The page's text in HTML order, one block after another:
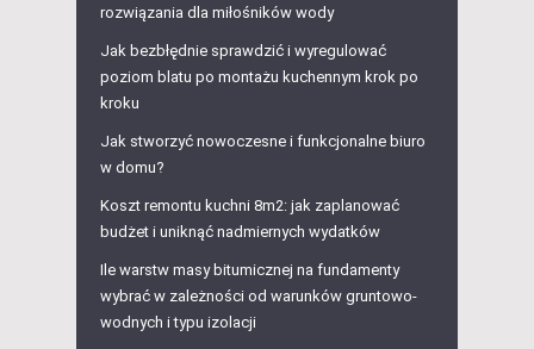
rozwiązania dla miłośników wody
Jak bezbłędnie sprawdzić i wyregulować
poziom blatu po montażu kuchennym krok po
kroku
Jak stworzyć nowoczesne i funkcjonalne biuro
w domu?
Koszt remontu kuchni 8m2: jak zaplanować
budżet i uniknąć nadmiernych wydatków
Ile warstw masy bitumicznej na fundamenty
wybrać w zależności od warunków gruntowo-
wodnych i typu izolacji